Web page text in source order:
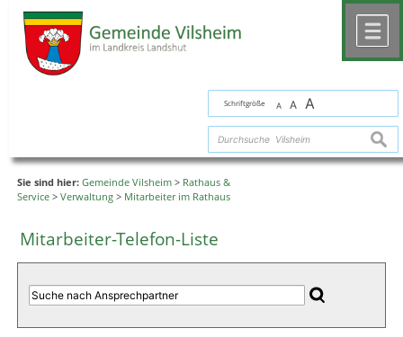
Schriftgröße A A A
Sie sind hier: Gemeinde Vilsheim > Rathaus &
Service > Verwaltung > Mitarbeiter im Rathaus
Mitarbeiter-Telefon-Liste